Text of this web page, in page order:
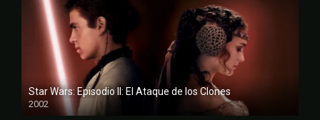
Star Wars: Episodio II: El Ataque de los Clones
2002
FULL HD